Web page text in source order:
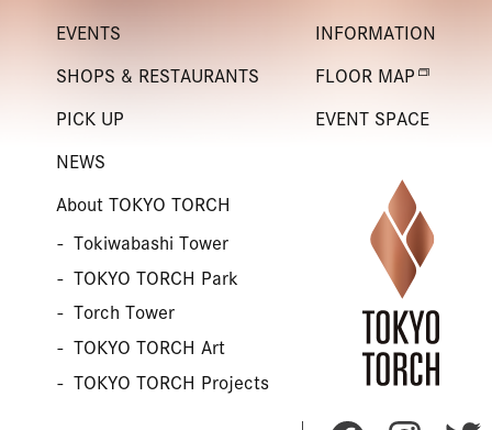
EVENTS
SHOPS & RESTAURANTS
PICK UP
NEWS
About TOKYO TORCH
Tokiwabashi Tower
TOKYO TORCH Park
Torch Tower
TOKYO TORCH Art
TOKYO TORCH Projects
INFORMATION
FLOOR MAP
EVENT SPACE